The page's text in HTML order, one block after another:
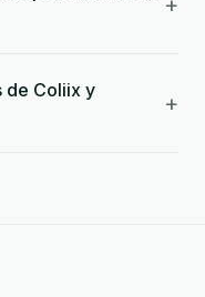
de Coliix y
+